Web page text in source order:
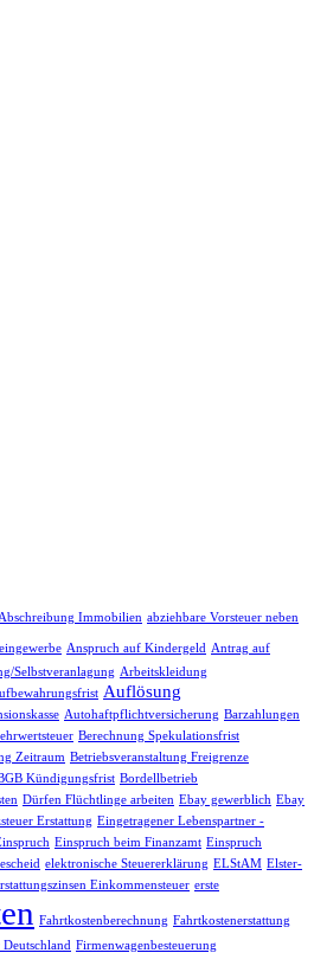
Abschreibung Immobilien abziehbare Vorsteuer neben
Anspruch auf Kindergeld
Antrag auf
Selbstveranlagung Arbeitskleidung
Auflösung
Autohaftpflichtversicherung Barzahlungen
Berechnung Spekulationsfrist
Zeitraum Betriebsveranstaltung Freigrenze
Kündigungsfrist Bordellbetrieb
Dürfen Flüchtlinge arbeiten Ebay gewerblich Ebay
Erstattung Eingetragener Lebenspartner -
Einspruch beim Finanzamt Einspruch
elektronische Steuererklärung ELStAM Elster-
Einkommensteuer erste
Fahrtkostenberechnung Fahrtkostenerstattung
Firmenwagenbesteuerung